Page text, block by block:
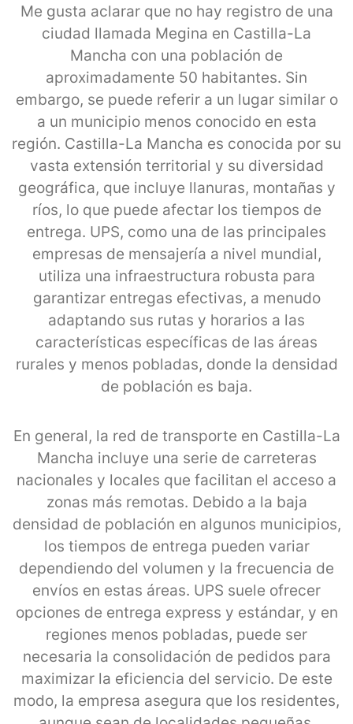
Me gusta aclarar que no hay registro de una
ciudad llamada Megina en Castilla-La
Mancha con una población de
aproximadamente 50 habitantes. Sin
embargo, se puede referir a un lugar similar o
a un municipio menos conocido en esta
región. Castilla-La Mancha es conocida por su
vasta extensión territorial y su diversidad
geográfica, que incluye llanuras, montañas y
ríos, lo que puede afectar los tiempos de
entrega. UPS, como una de las principales
empresas de mensajería a nivel mundial,
utiliza una infraestructura robusta para
garantizar entregas efectivas, a menudo
adaptando sus rutas y horarios a las
características específicas de las áreas
rurales y menos pobladas, donde la densidad
de población es baja.
En general, la red de transporte en Castilla-La
Mancha incluye una serie de carreteras
nacionales y locales que facilitan el acceso a
zonas más remotas. Debido a la baja
densidad de población en algunos municipios,
los tiempos de entrega pueden variar
dependiendo del volumen y la frecuencia de
envíos en estas áreas. UPS suele ofrecer
opciones de entrega express y estándar, y en
regiones menos pobladas, puede ser
necesaria la consolidación de pedidos para
maximizar la eficiencia del servicio. De este
modo, la empresa asegura que los residentes,